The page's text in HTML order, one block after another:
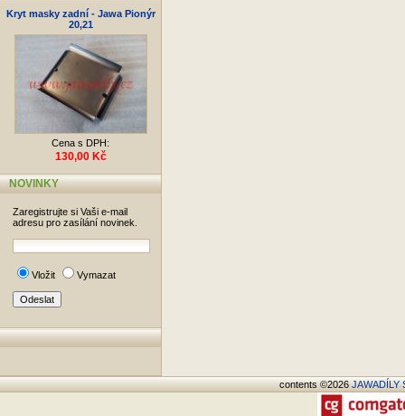
Kryt masky zadní - Jawa Pionýr
20,21
Cena s DPH:
130,00 Kč
NOVINKY
Zaregistrujte si Vaši e-mail
adresu pro zasílání novinek.
Vložit Vymazat
contents ©2026JAWADÍLY